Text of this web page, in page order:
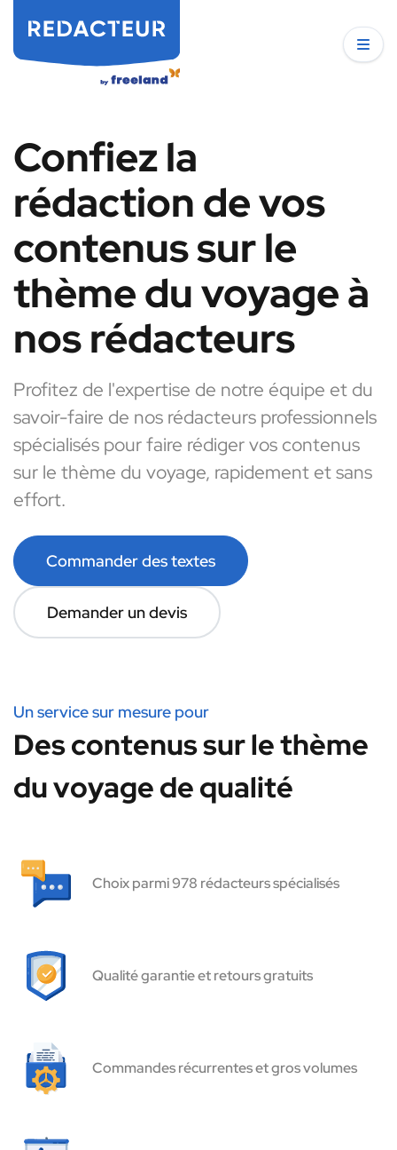
Confiez la
rédaction de vos
contenus sur le
thème du voyage à
nos rédacteurs
Profitez de l'expertise de notre équipe et du
savoir-faire de nos rédacteurs professionnels
spécialisés pour faire rédiger vos contenus
sur le thème du voyage, rapidement et sans
effort.
Commander des textes
Demander un devis
Un service sur mesure pour
Des contenus sur le thème
du voyage de qualité
Choix parmi 978 rédacteurs spécialisés
Qualité garantie et retours gratuits
Commandes récurrentes et gros volumes